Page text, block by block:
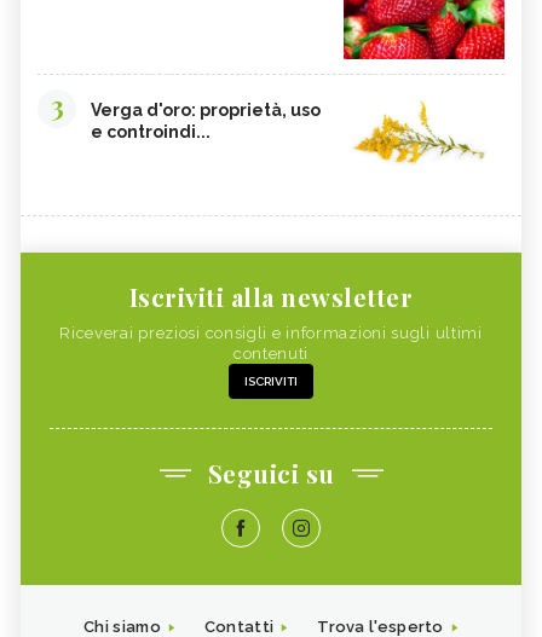
3
Verga d'oro: proprietà, uso
e controindi...
Iscriviti alla newsletter
Riceverai preziosi consigli e informazioni sugli ultimi
contenuti
ISCRIVITI
Seguici su
Chi siamo Contatti Trova l'esperto